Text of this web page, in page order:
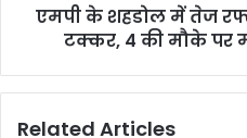
एमपी के शहडोल में तेज
टक्कर, 4 की मौके पर
Related Articles